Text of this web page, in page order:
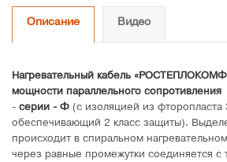
Описание Видео
Нагревательный кабель
мощности параллельного сопротивления
- серии - Ф (с изоляцией из
обеспечивающий 2 класс защиты).
происходит в спиральном
через равные промежутки соединяется